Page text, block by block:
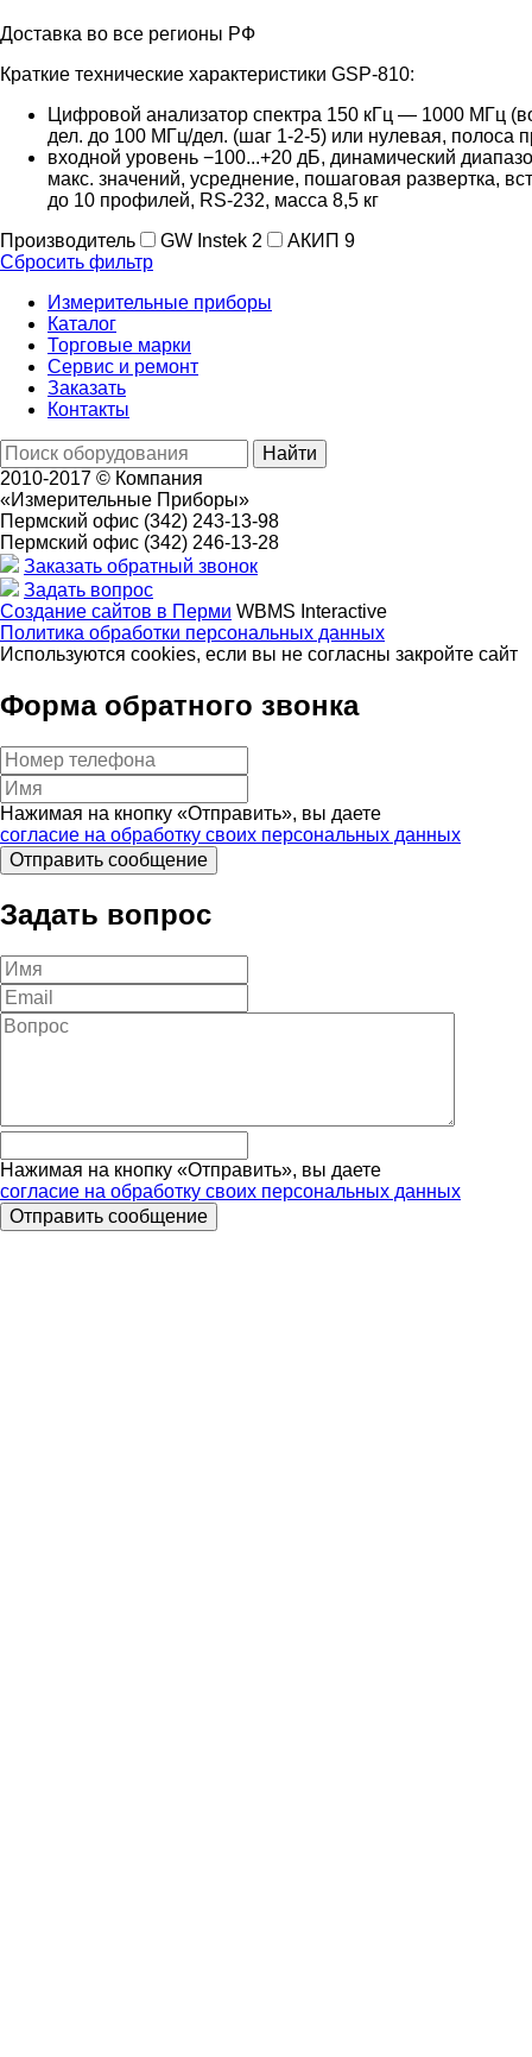
Доставка во все регионы РФ
Краткие технические характеристики GSP-810:
Цифровой анализатор спектра 150 кГц — 1000 МГц
дел. до 100 МГц/дел. (шаг 1-2-5) или нулевая, полоса
входной уровень −100...+20 дБ, динамический
макс. значений, усреднение, пошаговая развертка,
до 10 профилей, RS-232, масса 8,5 кг
Производитель
GW Instek 2 АКИП 9
Сбросить фильтр
Измерительные приборы
Каталог
Торговые марки
Сервис и ремонт
Заказать
Контакты
Найти
2010-2017 © Компания
«Измерительные Приборы»
Пермский офис (342) 243-13-98
Пермский офис (342) 246-13-28
Заказать обратный звонок
Задать вопрос
Создание сайтов в Перми WBMS Interactive
Политика обработки персональных данных
Используются cookies, если вы не согласны закройте сайт
Форма обратного звонка
Нажимая на кнопку «Отправить», вы даете
согласие на обработку своих персональных данных
Задать вопрос
Нажимая на кнопку «Отправить», вы даете
согласие на обработку своих персональных данных